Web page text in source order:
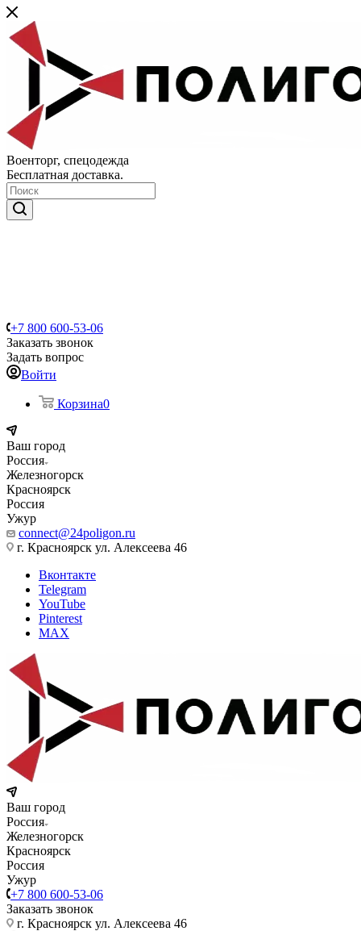
Военторг, спецодежда
Бесплатная доставка.
+7 800 600-53-06
Заказать звонок
Задать вопрос
Войти
Корзина0
Ваш город
Россия
Железногорск
Красноярск
Россия
Ужур
connect@24poligon.ru
г. Красноярск ул. Алексеева 46
Вконтакте
Telegram
YouTube
Pinterest
MAX
Ваш город
Россия
Железногорск
Красноярск
Россия
Ужур
+7 800 600-53-06
Заказать звонок
г. Красноярск ул. Алексеева 46